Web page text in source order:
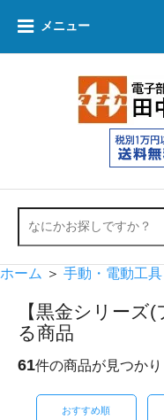
メニュー
ホーム ＞ 手動・電動工具
【黒金シリーズ
る商品
61件の商品が見つか
おすすめ順